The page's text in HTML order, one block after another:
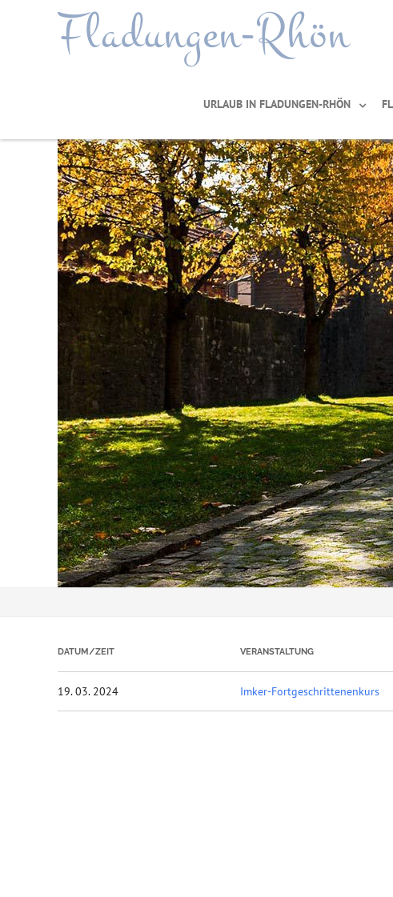
Fladungen-Rhön
URLAUB IN FLADUNGEN-RHÖN
DATUM/ZEIT VERANSTALTUNG
19. 03. 2024 Imker-Fortgeschrittenenkurs